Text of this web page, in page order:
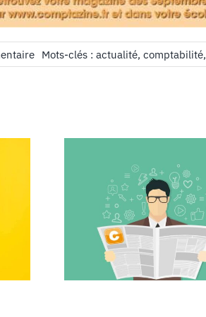
on
Nouvelles
Mots-clés : actualité, comptabilité,